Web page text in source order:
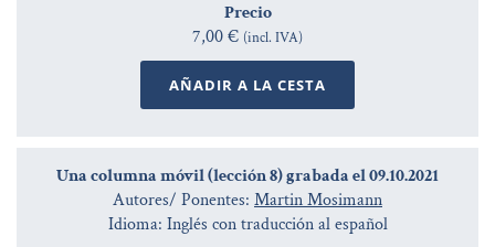
Precio
7,00 € (incl. IVA)
AÑADIR A LA CESTA
Una columna móvil (lección 8) grabada el 09.10.2021
Autores/ Ponentes: Martin Mosimann
Idioma: Inglés con traducción al español